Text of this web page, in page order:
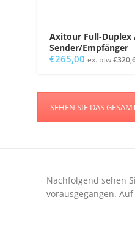
Axitour Full-Duplex
Sender/Empfänger
€265,00 ex. btw€
SEHEN SIE DAS
Nachfolgend sehen
vorausgegangen.